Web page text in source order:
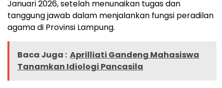
Januari 2026, setelah menunaikan tugas dan
tanggung jawab dalam menjalankan fungsi peradilan
agama di Provinsi Lampung.
Baca Juga : Aprilliati Gandeng Mahasiswa
Tanamkan Idiologi Pancasila